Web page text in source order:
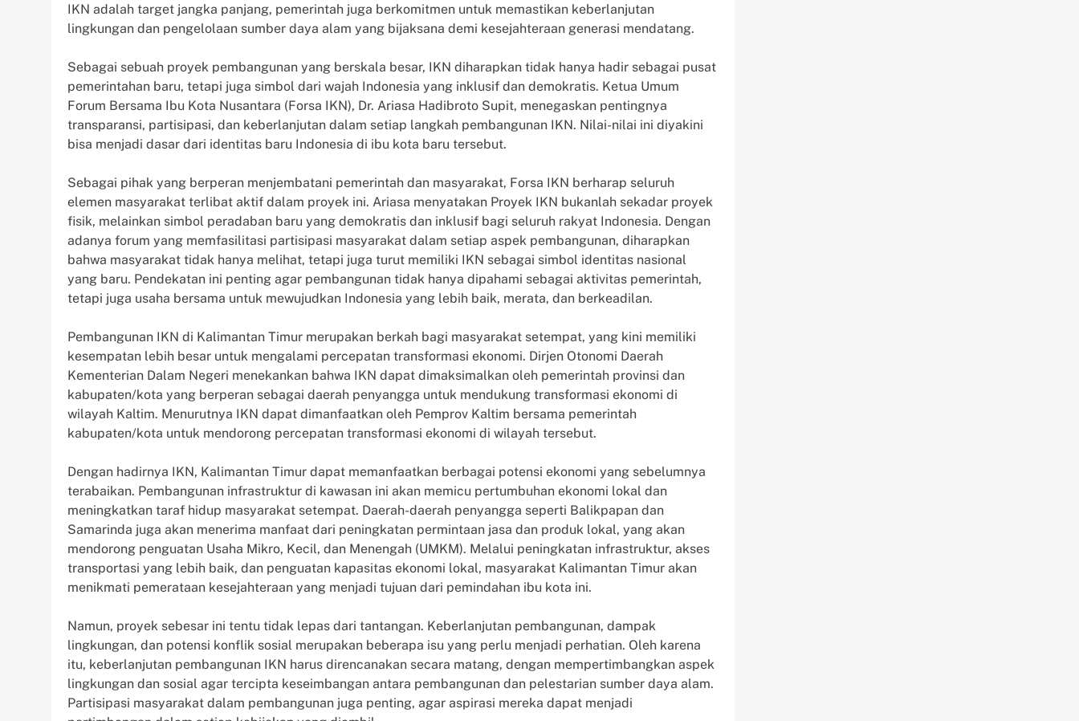
IKN adalah target jangka panjang, pemerintah juga berkomitmen untuk memastikan keberlanjutan
lingkungan dan pengelolaan sumber daya alam yang bijaksana demi kesejahteraan generasi mendatang.
Sebagai sebuah proyek pembangunan yang berskala besar, IKN diharapkan tidak hanya hadir sebagai pusat
pemerintahan baru, tetapi juga simbol dari wajah Indonesia yang inklusif dan demokratis. Ketua Umum
Forum Bersama Ibu Kota Nusantara (Forsa IKN), Dr. Ariasa Hadibroto Supit, menegaskan pentingnya
transparansi, partisipasi, dan keberlanjutan dalam setiap langkah pembangunan IKN. Nilai-nilai ini diyakini
bisa menjadi dasar dari identitas baru Indonesia di ibu kota baru tersebut.
Sebagai pihak yang berperan menjembatani pemerintah dan masyarakat, Forsa IKN berharap seluruh
elemen masyarakat terlibat aktif dalam proyek ini. Ariasa menyatakan Proyek IKN bukanlah sekadar proyek
fisik, melainkan simbol peradaban baru yang demokratis dan inklusif bagi seluruh rakyat Indonesia. Dengan
adanya forum yang memfasilitasi partisipasi masyarakat dalam setiap aspek pembangunan, diharapkan
bahwa masyarakat tidak hanya melihat, tetapi juga turut memiliki IKN sebagai simbol identitas nasional
yang baru. Pendekatan ini penting agar pembangunan tidak hanya dipahami sebagai aktivitas pemerintah,
tetapi juga usaha bersama untuk mewujudkan Indonesia yang lebih baik, merata, dan berkeadilan.
Pembangunan IKN di Kalimantan Timur merupakan berkah bagi masyarakat setempat, yang kini memiliki
kesempatan lebih besar untuk mengalami percepatan transformasi ekonomi. Dirjen Otonomi Daerah
Kementerian Dalam Negeri menekankan bahwa IKN dapat dimaksimalkan oleh pemerintah provinsi dan
kabupaten/kota yang berperan sebagai daerah penyangga untuk mendukung transformasi ekonomi di
wilayah Kaltim. Menurutnya IKN dapat dimanfaatkan oleh Pemprov Kaltim bersama pemerintah
kabupaten/kota untuk mendorong percepatan transformasi ekonomi di wilayah tersebut.
Dengan hadirnya IKN, Kalimantan Timur dapat memanfaatkan berbagai potensi ekonomi yang sebelumnya
terabaikan. Pembangunan infrastruktur di kawasan ini akan memicu pertumbuhan ekonomi lokal dan
meningkatkan taraf hidup masyarakat setempat. Daerah-daerah penyangga seperti Balikpapan dan
Samarinda juga akan menerima manfaat dari peningkatan permintaan jasa dan produk lokal, yang akan
mendorong penguatan Usaha Mikro, Kecil, dan Menengah (UMKM). Melalui peningkatan infrastruktur, akses
transportasi yang lebih baik, dan penguatan kapasitas ekonomi lokal, masyarakat Kalimantan Timur akan
menikmati pemerataan kesejahteraan yang menjadi tujuan dari pemindahan ibu kota ini.
Namun, proyek sebesar ini tentu tidak lepas dari tantangan. Keberlanjutan pembangunan, dampak
lingkungan, dan potensi konflik sosial merupakan beberapa isu yang perlu menjadi perhatian. Oleh karena
itu, keberlanjutan pembangunan IKN harus direncanakan secara matang, dengan mempertimbangkan aspek
lingkungan dan sosial agar tercipta keseimbangan antara pembangunan dan pelestarian sumber daya alam.
Partisipasi masyarakat dalam pembangunan juga penting, agar aspirasi mereka dapat menjadi